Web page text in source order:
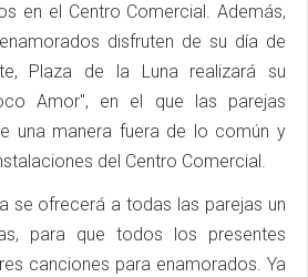
en el Centro Comercial. Además,
disfruten de su día de
Plaza de la Luna realizará su
Amor", en el que las parejas
una manera fuera de lo común y
del Centro Comercial.
se ofrecerá a todas las parejas un
para que todos los presentes
canciones para enamorados. Ya